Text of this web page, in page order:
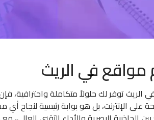
في الريث
توفر لك حلولاً متكاملة واحترافية، فإن
على الإنترنت، بل هو بوابة رئيسية لنجاح